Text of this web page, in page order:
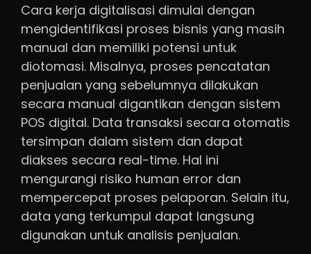
Cara kerja digitalisasi dimulai dengan
mengidentifikasi proses bisnis yang masih
manual dan memiliki potensi untuk
diotomasi. Misalnya, proses pencatatan
penjualan yang sebelumnya dilakukan
secara manual digantikan dengan sistem
POS digital. Data transaksi secara otomatis
tersimpan dalam sistem dan dapat
diakses secara real-time. Hal ini
mengurangi risiko human error dan
mempercepat proses pelaporan. Selain itu,
data yang terkumpul dapat langsung
digunakan untuk analisis penjualan.